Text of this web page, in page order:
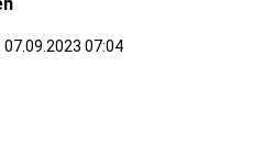
07:04